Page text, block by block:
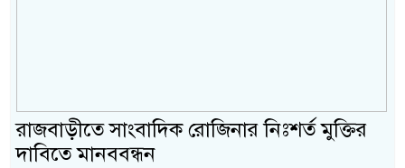
রাজবাড়ীতে সাংবাদিক রোজিনার নিঃশর্ত মুক্তির
দাবিতে মানববন্ধন